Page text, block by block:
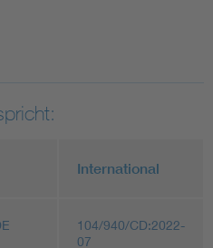
International
104/940/CD:2022-
07